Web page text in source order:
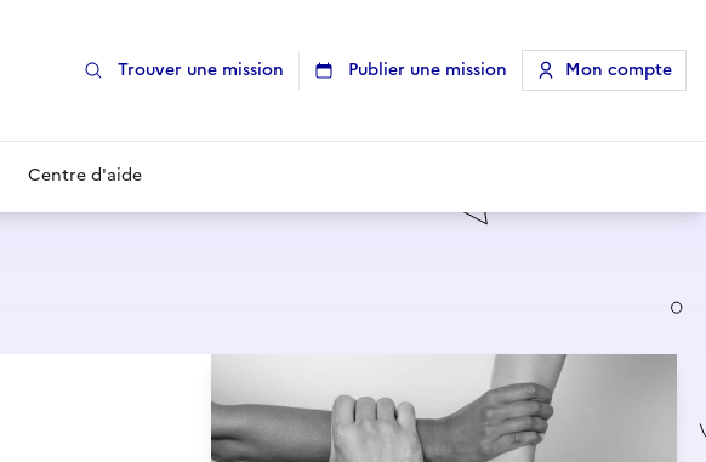
Trouver une mission Publier une mission Mon compte
Centre d'aide